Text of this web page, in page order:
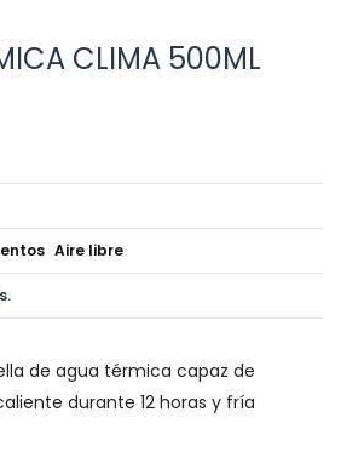
CLIMA 500ML
Aire libre
de agua térmica capaz de
durante 12 horas y fría